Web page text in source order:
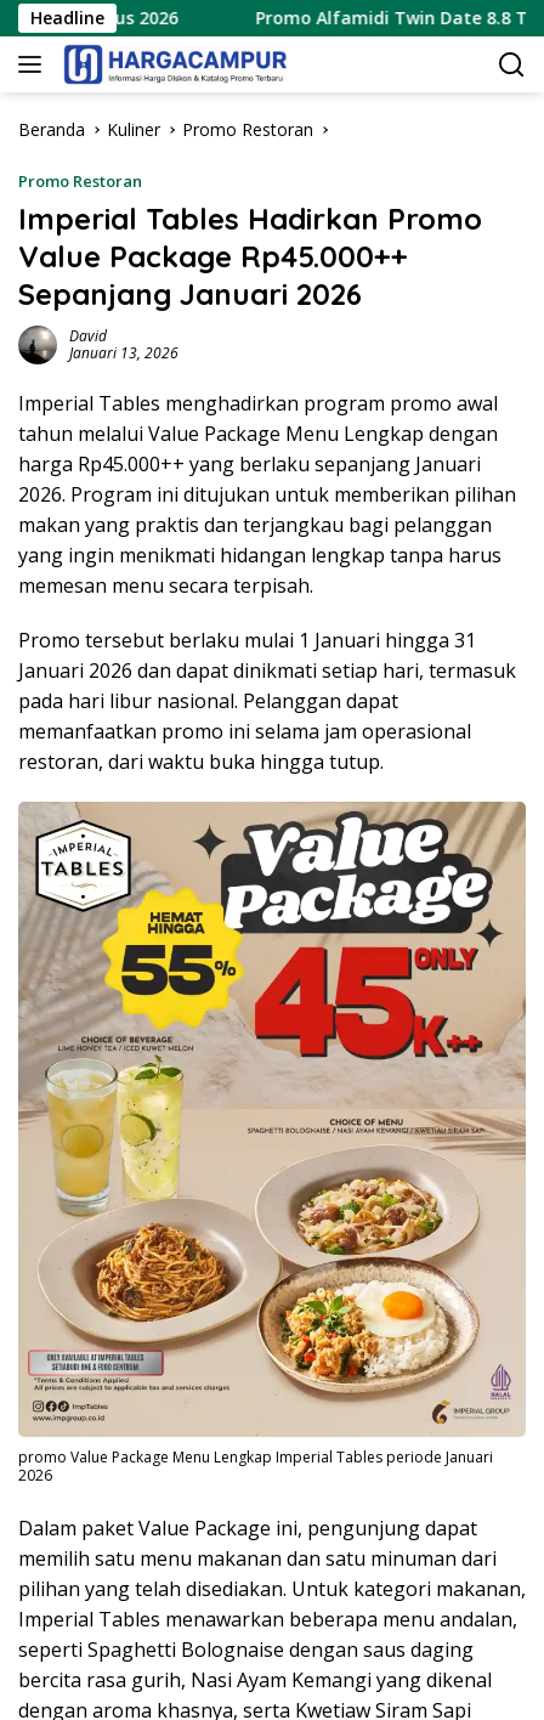
Langsung
ke
konten
Headline
Agustus 2026 Promo Alfamidi Twin Date 8.8 Terbaru
Beranda Kuliner Promo Restoran
Promo Restoran
Imperial Tables Hadirkan Promo
Value Package Rp45.000++
Sepanjang Januari 2026
David
Januari 13, 2026
Imperial Tables menghadirkan program promo awal
tahun melalui Value Package Menu Lengkap dengan
harga Rp45.000++ yang berlaku sepanjang Januari
2026. Program ini ditujukan untuk memberikan pilihan
makan yang praktis dan terjangkau bagi pelanggan
yang ingin menikmati hidangan lengkap tanpa harus
memesan menu secara terpisah.
Promo tersebut berlaku mulai 1 Januari hingga 31
Januari 2026 dan dapat dinikmati setiap hari, termasuk
pada hari libur nasional. Pelanggan dapat
memanfaatkan promo ini selama jam operasional
restoran, dari waktu buka hingga tutup.
promo Value Package Menu Lengkap Imperial Tables periode Januari
2026
Dalam paket Value Package ini, pengunjung dapat
memilih satu menu makanan dan satu minuman dari
pilihan yang telah disediakan. Untuk kategori makanan,
Imperial Tables menawarkan beberapa menu andalan,
seperti Spaghetti Bolognaise dengan saus daging
bercita rasa gurih, Nasi Ayam Kemangi yang dikenal
dengan aroma khasnya, serta Kwetiaw Siram Sapi